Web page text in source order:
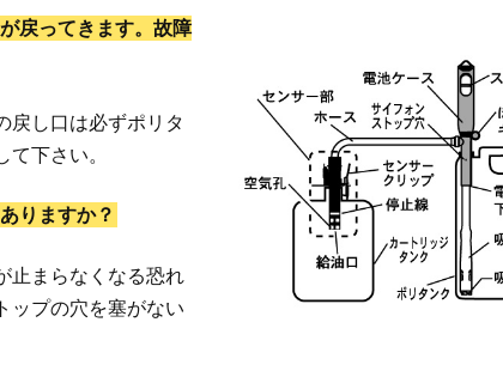
戻ってきます。故障
戻し口は必ずポリタ
下さい。
りますか？
止まらなくなる恐れ
ップの穴を塞がない